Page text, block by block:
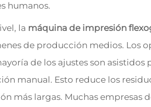
humanos.
la máquina de impresión
de producción medios. Los
de los ajustes son
manual. Esto reduce los
más largas. Muchas empresas